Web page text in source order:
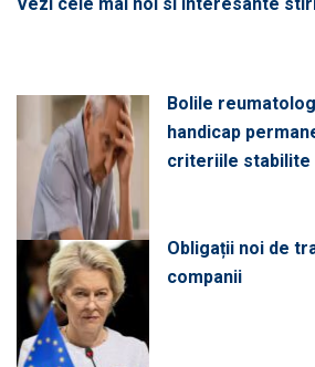
Vezi cele mai noi si interesante
Bolile
handicap
criteriile stabilite
Obligații noi de
companii